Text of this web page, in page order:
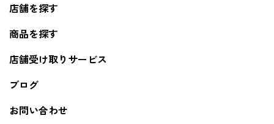
店舗を探す
商品を探す
店舗受け取りサービス
ブログ
お問い合わせ